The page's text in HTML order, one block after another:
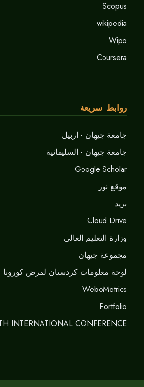
Scopus
wikipedia
Wipo
Coursera
روابط سريعة
جامعة جيهان - اربيل
جامعة جيهان - السليمانية
Google Scholar
موقع نور
برید
Cloud Drive
وزارة التعليم العالي
مجموعة جيهان
لوحة معلومات كردستان لمرض كورونا
WeboMetrics
Portfolio
INTERNATIONAL CONFERENCE